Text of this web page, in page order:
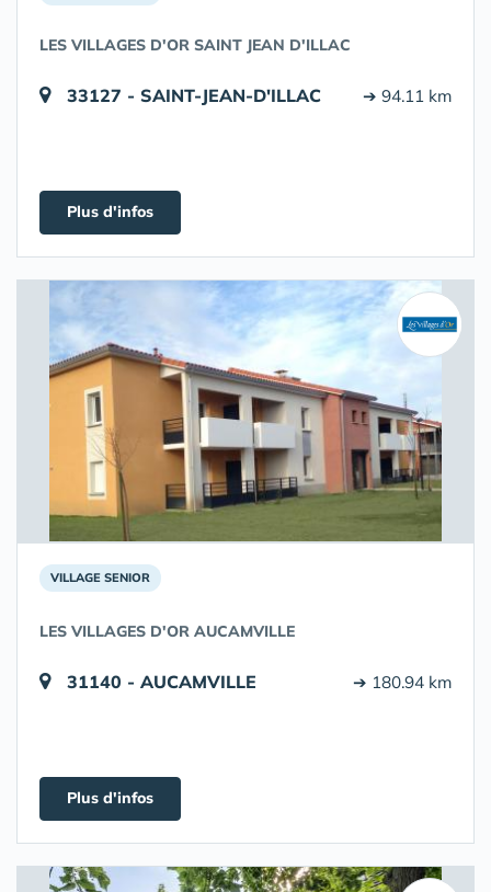
LES VILLAGES D'OR SAINT JEAN D'ILLAC
33127 - SAINT-JEAN-D'ILLAC ➔ 94.11 km
Plus d'infos
VILLAGE SENIOR
LES VILLAGES D'OR AUCAMVILLE
31140 - AUCAMVILLE ➔ 180.94 km
Plus d'infos